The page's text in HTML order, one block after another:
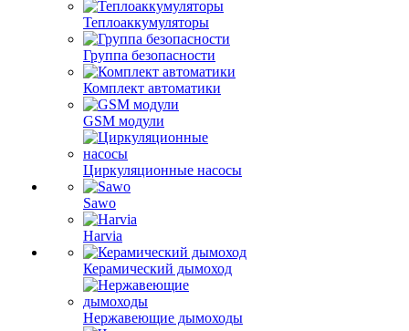
Теплоаккумуляторы
Группа безопасности
Комплект автоматики
GSM модули
Циркуляционные насосы
Sawo
Harvia
Керамический дымоход
Нержавеющие дымоходы